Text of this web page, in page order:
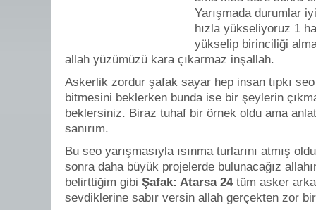
Yarışmada durumlar
hızla yükseliyoruz 1
yükselip birinciliği
allah yüzümüzü kara çıkarmaz inşallah.
Askerlik zordur şafak sayar hep insan tıpkı
bitmesini beklerken bunda ise bir şeylerin
beklersiniz. Biraz tuhaf bir örnek oldu ama
sanırım.
Bu seo yarışmasıyla ısınma turlarını atmış
sonra daha büyük projelerde bulunacağız
belirttiğim gibi Şafak: Atarsa 24 tüm asker
sevdiklerine sabır versin allah gerçekten zor